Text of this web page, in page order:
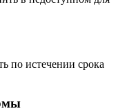
по истечении срока